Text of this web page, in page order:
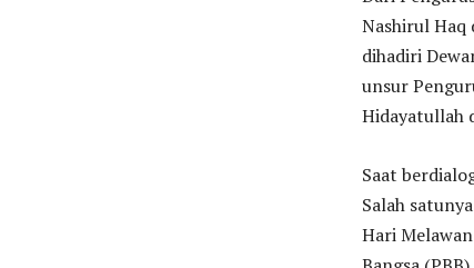
Nashirul Haq
dihadiri
unsur
Hidayatullah
Saat
Salah
Hari